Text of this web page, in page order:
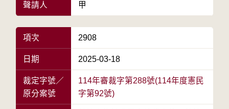
聲請人 甲
項次 2908
日期 2025-03-18
裁定字號／
原分案號
114年審裁字第288號(114年度憲民
字第92號)